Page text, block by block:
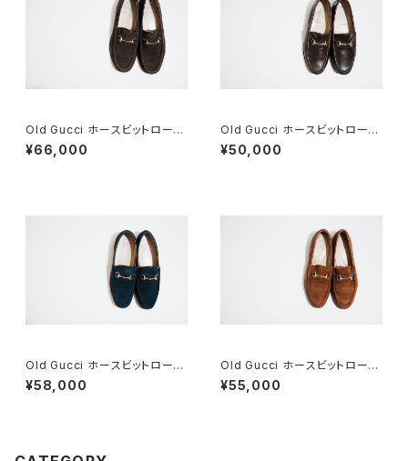
Old Gucci ホースビットローフ
ァー 35C スエードDB
¥66,000
Old Gucci ホースビットローフ
ァー 35.5C DB
¥50,000
Old Gucci ホースビットローフ
ァー 36C Navy Suede
¥58,000
Old Gucci ホースビットローフ
ァー 36C Brown Suede
¥55,000